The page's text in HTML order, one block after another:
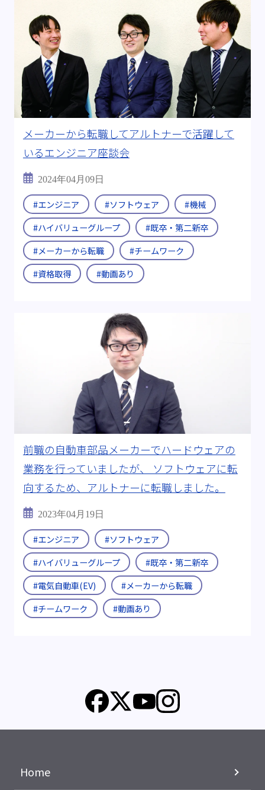
#航空宇宙学科
#理学研究科 化学専攻 #量子物理学
すべて
メーカーから転職してアルトナーで活躍して
いるエンジニア座談会
2024年04月09日
#エンジニア #ソフトウェア
#機械
#ハイバリューグループ
#既卒・第二新卒
#メーカーから転職
#チームワーク
#資格取得
#動画あり
前職の自動車部品メーカーでハードウェアの
業務を行っていましたが、 ソフトウェアに転
向するため、アルトナーに転職しました。
2023年04月19日
#エンジニア
#ソフトウェア
#ハイバリューグループ
#既卒・第二新卒
#電気自動車(EV)
#メーカーから転職
#チームワーク
#動画あり
Home